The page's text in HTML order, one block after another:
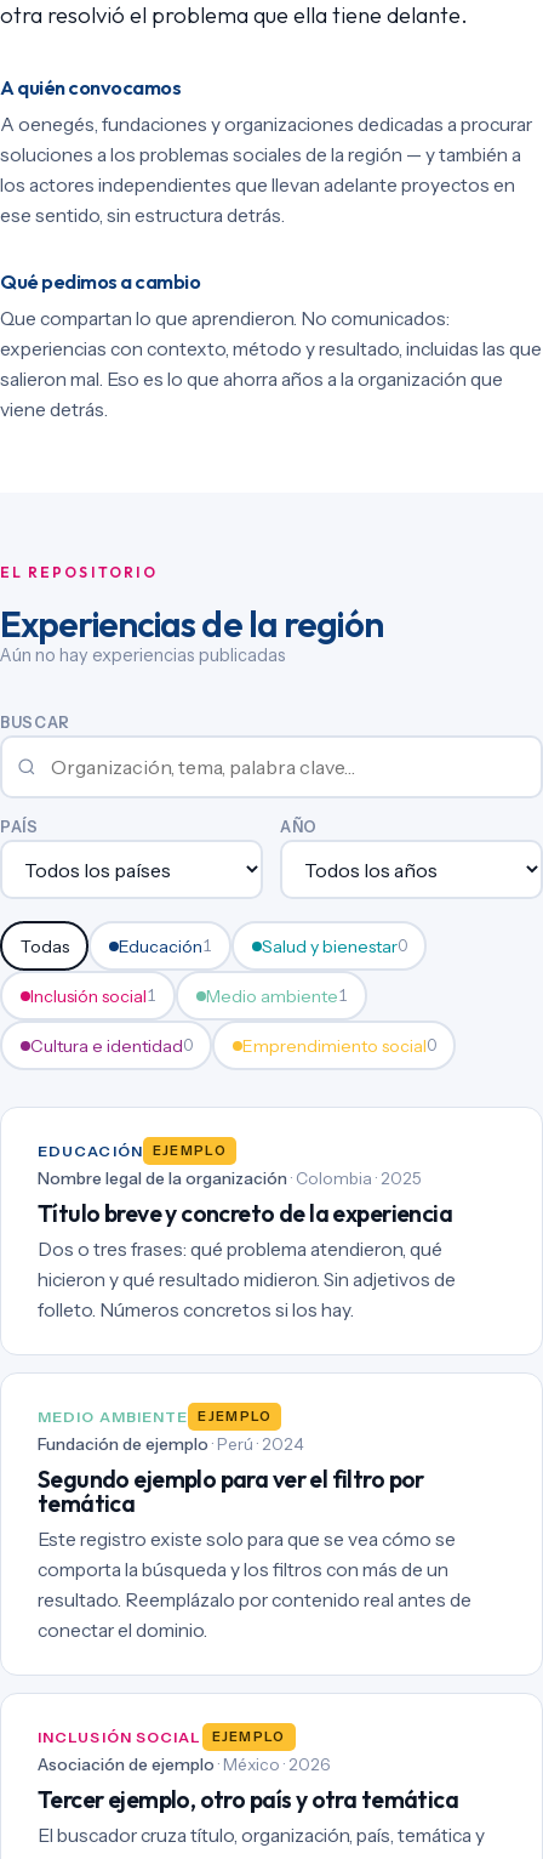
otra resolvió el problema que ella tiene delante.
A quién convocamos
A oenegés, fundaciones y organizaciones dedicadas a procurar
soluciones a los problemas sociales de la región — y también a
los actores independientes que llevan adelante proyectos en
ese sentido, sin estructura detrás.
Qué pedimos a cambio
Que compartan lo que aprendieron. No comunicados:
experiencias con contexto, método y resultado, incluidas las que
salieron mal. Eso es lo que ahorra años a la organización que
viene detrás.
EL REPOSITORIO
Experiencias de la región
Aún no hay experiencias publicadas
BUSCAR
PAÍS AÑO
Todas Educación1 Salud y bienestar0
Inclusión social1 Medio ambiente1
Cultura e identidad0 Emprendimiento social0
EDUCACIÓN EJEMPLO
Nombre legal de la organización · Colombia · 2025
Título breve y concreto de la experiencia
Dos o tres frases: qué problema atendieron, qué
hicieron y qué resultado midieron. Sin adjetivos de
folleto. Números concretos si los hay.
MEDIO AMBIENTE EJEMPLO
Fundación de ejemplo · Perú · 2024
Segundo ejemplo para ver el filtro por
temática
Este registro existe solo para que se vea cómo se
comporta la búsqueda y los filtros con más de un
resultado. Reemplázalo por contenido real antes de
conectar el dominio.
INCLUSIÓN SOCIAL EJEMPLO
Asociación de ejemplo · México · 2026
Tercer ejemplo, otro país y otra temática
El buscador cruza título, organización, país, temática y